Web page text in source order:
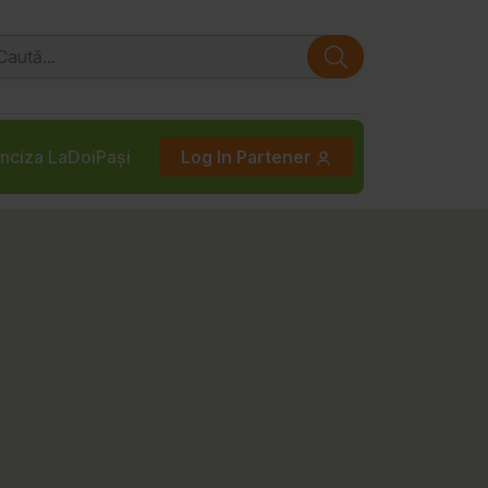
LaDoiPași Log In Partener